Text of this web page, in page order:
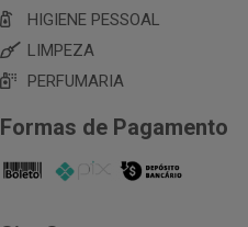
HIGIENE PESSOAL
LIMPEZA
PERFUMARIA
Formas de Pagamento